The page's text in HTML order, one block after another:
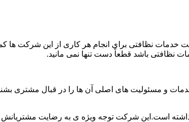
نظافتی برای انجام هر کاری از این شرکت ها
نظافتی باشد قطعاً دست تنها نمی مانید.
و مسئولیت های اصلی آن ها را در قبال مشتری
است.این شرکت توجه ویژه ی به رضایت مشتریانش